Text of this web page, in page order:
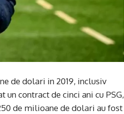
de dolari in 2019, inclusiv
contract de cinci ani cu PSG,
de milioane de dolari au fost